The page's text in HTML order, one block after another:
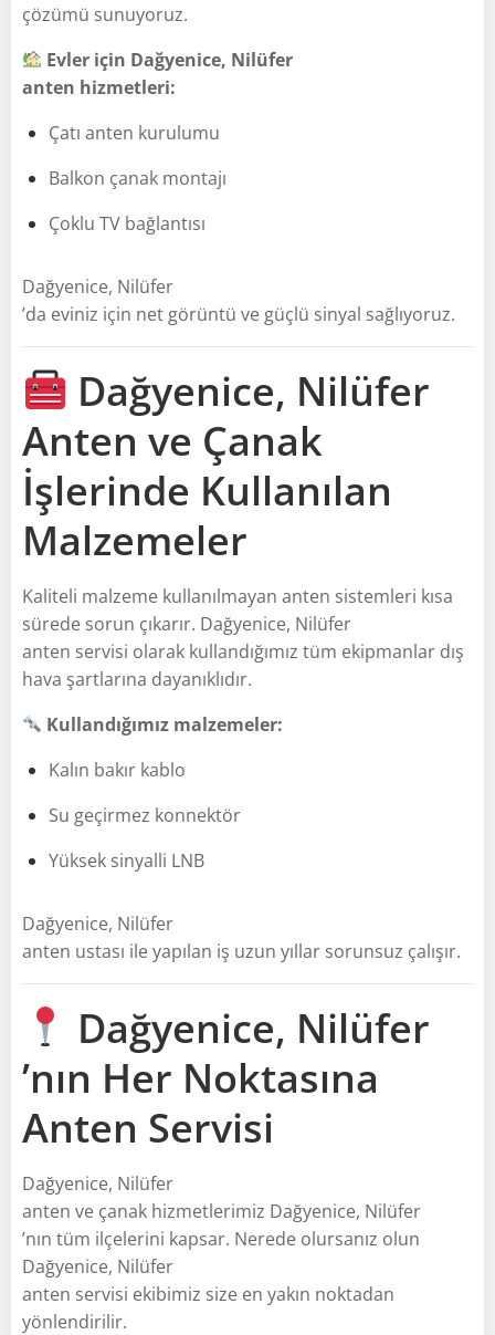
çözümü sunuyoruz.
Evler için Dağyenice, Nilüfer
anten hizmetleri:
Çatı anten kurulumu
Balkon çanak montajı
Çoklu TV bağlantısı
Dağyenice, Nilüfer
’da eviniz için net görüntü ve güçlü sinyal sağlıyoruz.
Dağyenice, Nilüfer
Anten ve Çanak
İşlerinde Kullanılan
Malzemeler
Kaliteli malzeme kullanılmayan anten sistemleri kısa
sürede sorun çıkarır. Dağyenice, Nilüfer
anten servisi olarak kullandığımız tüm ekipmanlar dış
hava şartlarına dayanıklıdır.
Kullandığımız malzemeler:
Kalın bakır kablo
Su geçirmez konnektör
Yüksek sinyalli LNB
Dağyenice, Nilüfer
anten ustası ile yapılan iş uzun yıllar sorunsuz çalışır.
Dağyenice, Nilüfer
’nın Her Noktasına
Anten Servisi
Dağyenice, Nilüfer
anten ve çanak hizmetlerimiz Dağyenice, Nilüfer
’nın tüm ilçelerini kapsar. Nerede olursanız olun
Dağyenice, Nilüfer
anten servisi ekibimiz size en yakın noktadan
yönlendirilir.